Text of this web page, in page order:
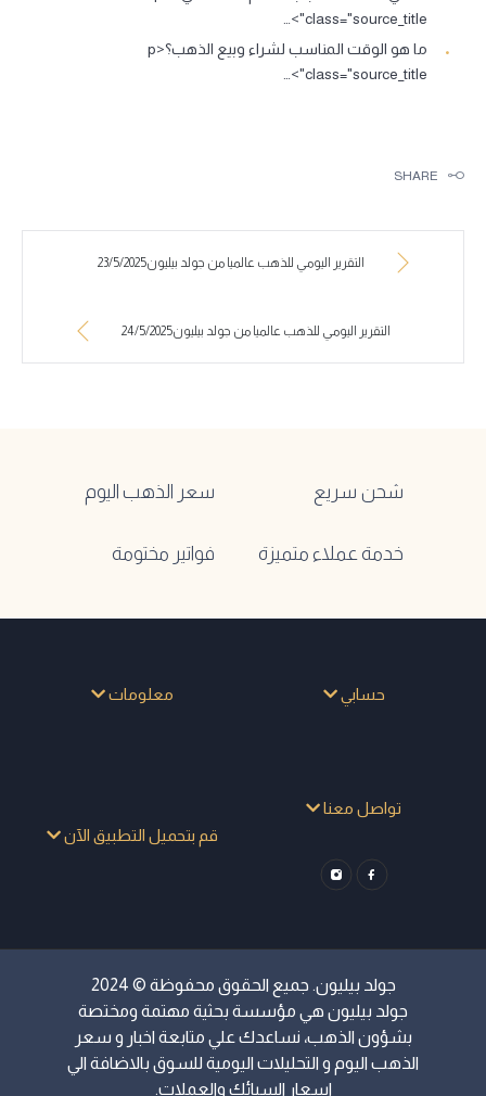
class="source_title">…
ما هو الوقت المناسب لشراء وبيع الذهب؟<p
class="source_title">…
SHARE
التقرير اليومي للذهب عالميا من جولد بيليون23/5/2025
التقرير اليومي للذهب عالميا من جولد بيليون24/5/2025
شحن سريع سعر الذهب اليوم
خدمة عملاء متميزة فواتير مختومة
حسابي معلومات
تواصل معنا
قم بتحميل التطبيق الآن
جولد بيليون. جميع الحقوق محفوظة © 2024
جولد بيليون هي مؤسسة بحثية مهتمة ومختصة
بشؤون الذهب، نساعدك علي متابعة اخبار و سعر
الذهب اليوم و التحليلات اليومية للسوق بالاضافة الي
اسعار السبائك والعملات.